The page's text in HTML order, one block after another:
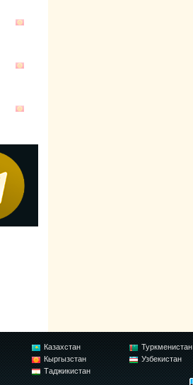
Туркменистан
Узбекистан
Казахстан
Кыргызстан
Таджикистан